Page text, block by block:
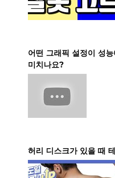
어떤 그래픽 설정이 성
미치나요?
허리 디스크가 있을 때